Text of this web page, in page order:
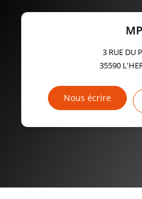
3 RUE DU
35590
Nous écrire